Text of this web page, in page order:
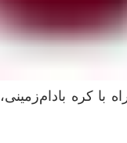
با کره